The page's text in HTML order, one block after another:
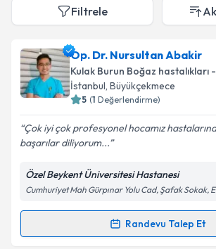
Filtrele
Op. Dr. Nursultan Abakir
Kulak Burun Boğaz hastalıkları
İstanbul, Büyükçekmece
5 (1 Değerlendirme)
Çok iyi çok profesyonel hocamız
başarılar diliyorum...
Özel Beykent Üniversitesi Hastanesi
Cumhuriyet Mah Gürpınar Yolu Cad, Şafak Sokak,
Randevu Talep Et
Randevu Takvimi Talebi